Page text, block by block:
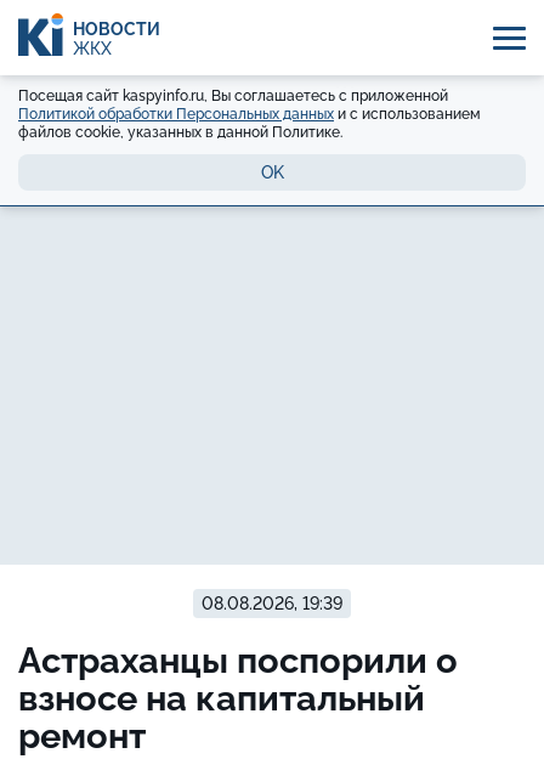
НОВОСТИ
ЖКХ
Посещая сайт kaspyinfo.ru, Вы соглашаетесь с приложенной
Политикой обработки Персональных данных и с использованием
файлов cookie, указанных в данной Политике.
OK
08.08.2026, 19:39
Астраханцы поспорили о
взносе на капитальный
ремонт